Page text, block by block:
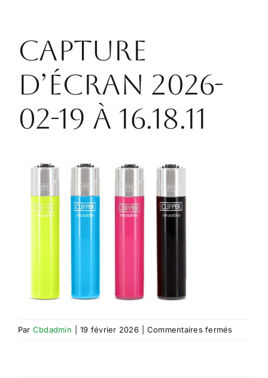
CONTACT
Capture
d’écran 2026-
02-19 à 16.18.11
Par Cbdadmin 19 février 2026 Commentaires ferméssur